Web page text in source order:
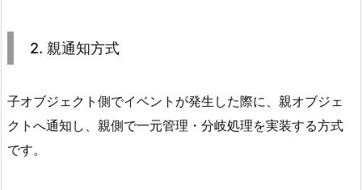
3.
3
2. 親通知方式
子オブジェクト側でイベントが発生した際に、親オブジェ
クトへ通知し、親側で一元管理・分岐処理を実装する方式
です。